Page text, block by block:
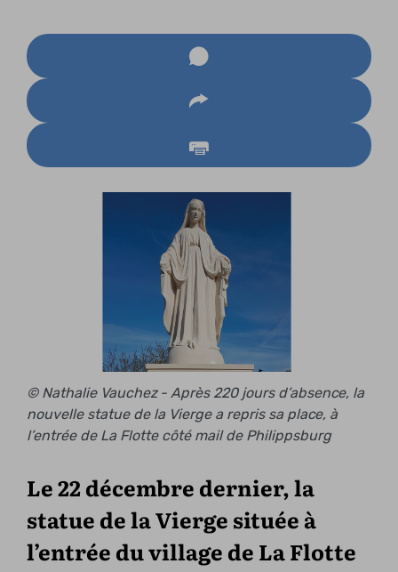
© Nathalie Vauchez - Après 220 jours d’absence, la
nouvelle statue de la Vierge a repris sa place, à
l’entrée de La Flotte côté mail de Philippsburg
Le 22 décembre dernier, la
statue de la Vierge située à
l’entrée du village de La Flotte